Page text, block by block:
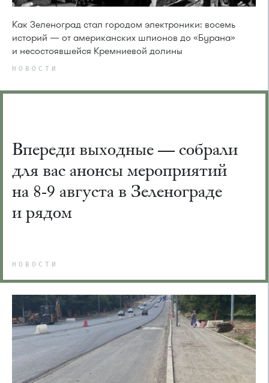
Как Зеленоград стал городом электроники: восемь
историй — от американских шпионов до «Бурана»
и несостоявшейся Кремниевой долины
НОВОСТИ
Впереди выходные — собрали
для вас анонсы мероприятий
на 8-9 августа в Зеленограде
и рядом
НОВОСТИ